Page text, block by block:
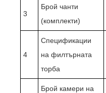
3
Брой чанти
(комплекти)
4
Спецификации
на филтърната
торба
Брой камери на